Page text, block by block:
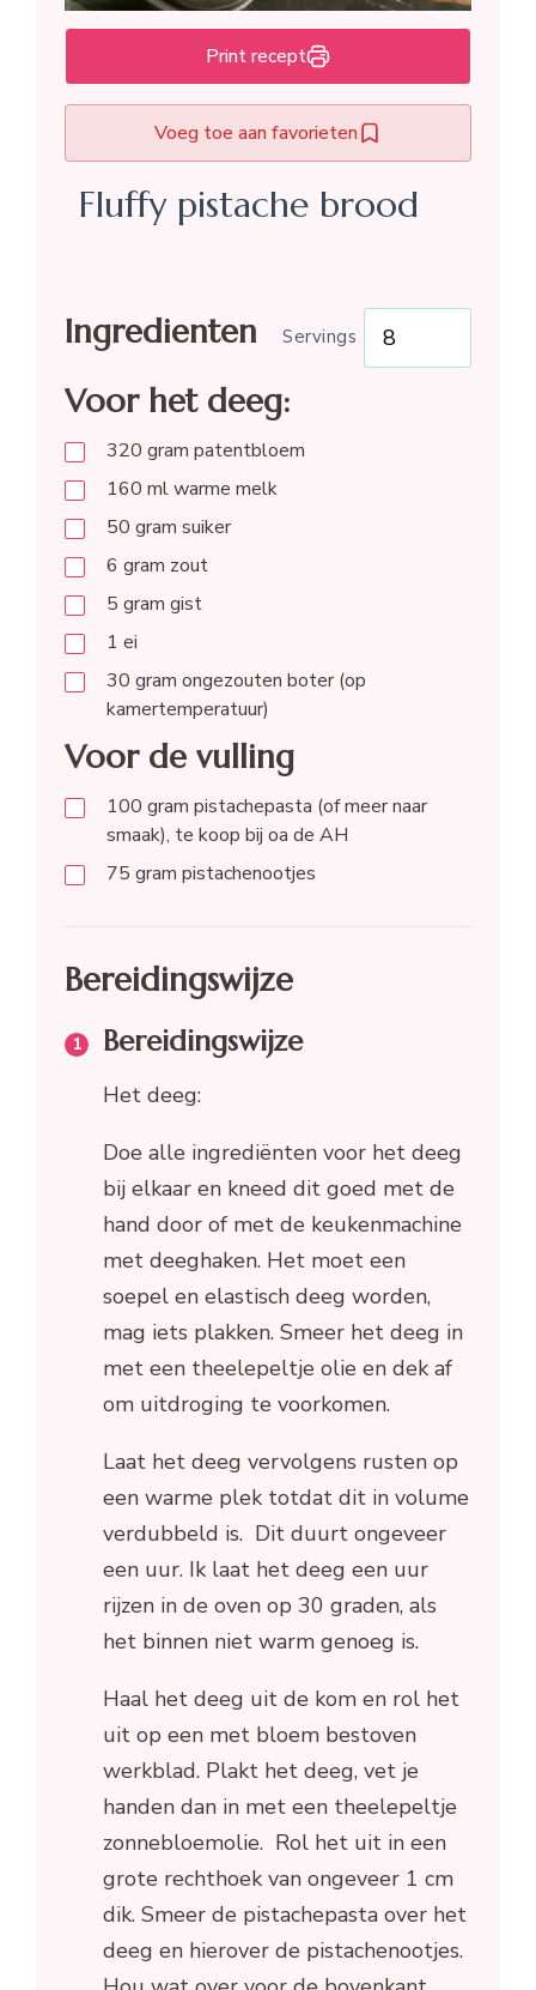
Print recept
Voeg toe aan favorieten
Fluffy pistache brood
Ingredienten Servings
Voor het deeg:
320 gram patentbloem
160 mlwarme melk
50 gram suiker
6 gram zout
5 gram gist
1 ei
30 gram ongezouten boter (op
kamertemperatuur)
Voor de vulling
100 gram pistachepasta (of meer naar
smaak), te koop bij oa de AH
75 gram pistachenootjes
Bereidingswijze
Bereidingswijze
Het deeg:
Doe alle ingrediënten voor het deeg
bij elkaar en kneed dit goed met de
hand door of met de keukenmachine
met deeghaken. Het moet een
soepel en elastisch deeg worden,
mag iets plakken. Smeer het deeg in
met een theelepeltje olie en dek af
om uitdroging te voorkomen.
Laat het deeg vervolgens rusten op
een warme plek totdat dit in volume
verdubbeld is. Dit duurt ongeveer
een uur. Ik laat het deeg een uur
rijzen in de oven op 30 graden, als
het binnen niet warm genoeg is.
Haal het deeg uit de kom en rol het
uit op een met bloem bestoven
werkblad. Plakt het deeg, vet je
handen dan in met een theelepeltje
zonnebloemolie. Rol het uit in een
grote rechthoek van ongeveer 1 cm
dik. Smeer de pistachepasta over het
deeg en hierover de pistachenootjes.